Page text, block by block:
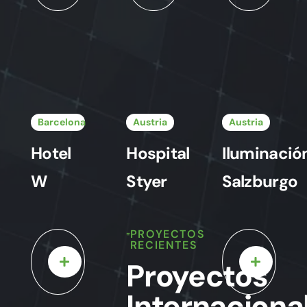
Barcelona
Hotel
W
Austria
Hospital
Styer
Austria
Salzburgo
PROYECTOS
RECIENTES
Proyectos